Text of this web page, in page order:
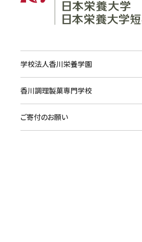
学校法人香川栄養学園
香川調理製菓専門学校
ご寄付のお願い